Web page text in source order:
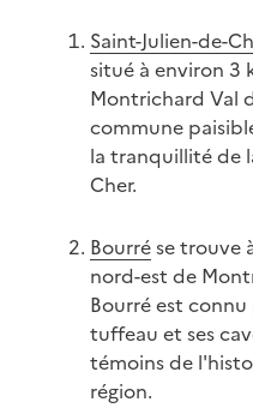
Saint-Julien-de-
situé à environ 3
Montrichard Val
commune
la tranquillité de
Cher.
Bourrése trouve
nord-est de
Bourré est
tuffeau et ses
témoins de
région.